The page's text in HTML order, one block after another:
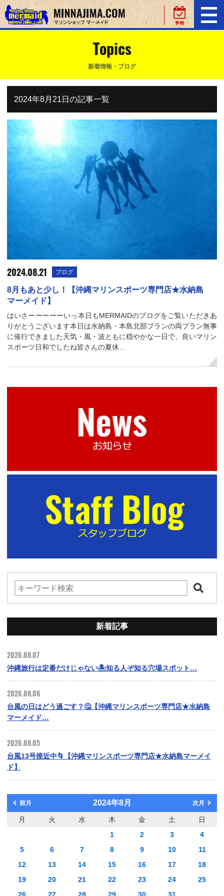
Topics
新着情報・ブログ
2024年8月21日の記事一覧
2024.08.21 ブログ
8月もあと少し！【沖縄マリンスポーツ専門店★水納島
マーメイド】
はいさーーーーーいっ本日もMERMAIDのブログをご覧いただきあ
りがとうございます本日は水納島・本島北部プランの両プラン無事
に催行できました天気・風・波ともに穏やかな一日で、良いマリン
スポーツ日和でしたね皆さんの夏休…
新着記事
2026.08.07
沖縄旅行は定番だけじゃない🏝️知る人ぞ知る穴場スポット…
2026.08.06
台風の日はどう過ごす？🤔【沖縄マリンスポーツ専門店★水納島
マーメイド…
2026.08.05
台風13号接近中🌀【沖縄マリンスポーツ専門店★水納島マーメイ
ド】
前月 2024年8月 次月
月 火 水 木 金 土
日
1
2 3
4
5
6 7 8 9 10
11
12
13 14 15 16 17
18
19
20 21 22 23 24
25
26
27 28 29 30 31